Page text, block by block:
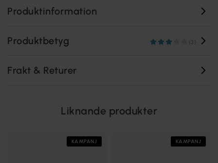
Produktinformation
Produktbetyg (3)
Frakt & Returer
Liknande produkter
KAMPANJ KAMPANJ